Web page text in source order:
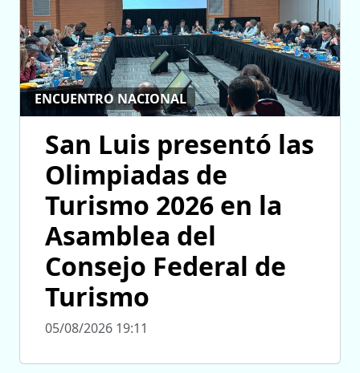
ENCUENTRO NACIONAL
San Luis presentó las
Olimpiadas de
Turismo 2026 en la
Asamblea del
Consejo Federal de
Turismo
05/08/2026 19:11